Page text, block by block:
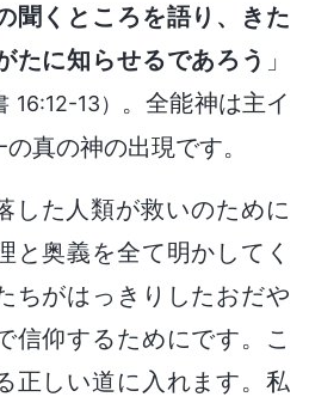
聞くところを語り、きた
たに知らせるであろう 」
16:12-13） 。全能神は主イ
真の神の出現です。
した人類が救いのために
と奥義を全て明かしてく
ちがはっきりしたおだや
信仰するためにです。こ
正しい道に入れます。私